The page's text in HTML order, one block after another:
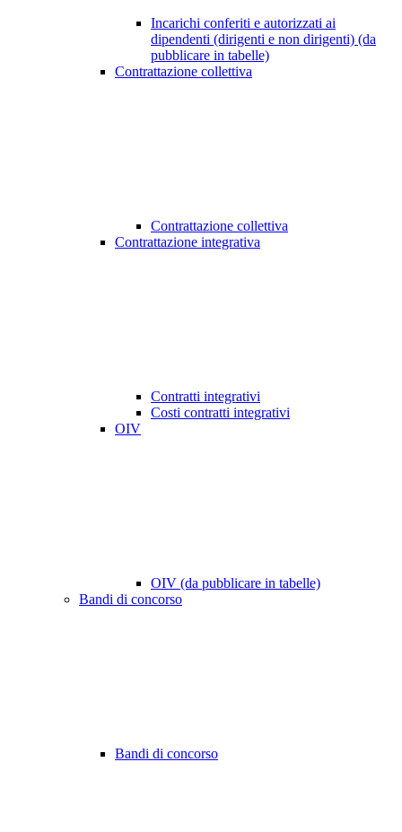
Incarichi conferiti e autorizzati ai
dipendenti (dirigenti e non dirigenti) (da
pubblicare in tabelle)
Contrattazione collettiva
Contrattazione collettiva
Contrattazione integrativa
Contratti integrativi
Costi contratti integrativi
OIV
OIV (da pubblicare in tabelle)
Bandi di concorso
Bandi di concorso